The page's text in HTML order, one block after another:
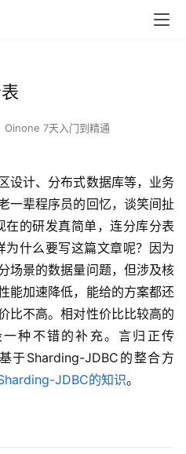
Oinone 7天入门到精通
设计、分布式数据库等，业务
一辈程序员的回忆，谈笑间扯
在的研发真简单，连分库分表
为什么要写这篇文章呢？因为
场景的数据量问题，但涉及核
能加速降低，能给的方案都还
比不高。相对性价比比较高的
种不错的补充。言归正传
于Sharding-JDBC的整合方
JDBC的知识。